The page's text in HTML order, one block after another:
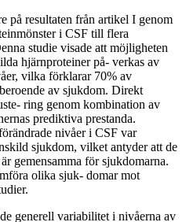
på resultaten från artikel I genom
i CSF till flera
studie visade att möjligheten
hjärnproteiner på- verkas av
vilka förklarar 70% av
av sjukdom. Direkt
ring genom kombination av
prediktiva prestanda.
nivåer i CSF var
sjukdom, vilket antyder att de
gemensamma för sjukdomarna.
olika sjuk- domar mot
generell variabilitet i nivåerna av